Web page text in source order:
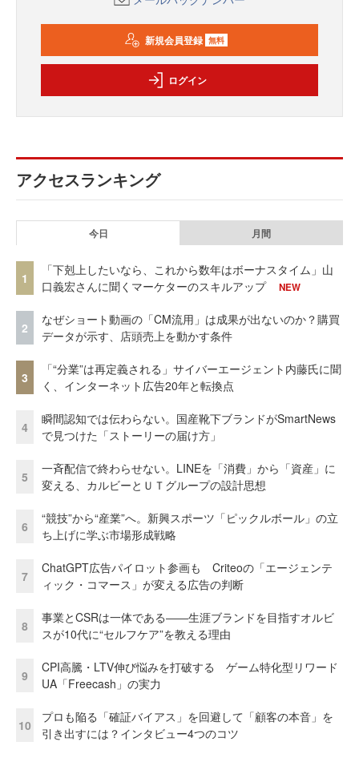
新規会員登録 無料
ログイン
アクセスランキング
今日 月間
1
「下剋上したいなら、これから数年はボーナスタイム」山
口義宏さんに聞くマーケターのスキルアップ
NEW
2
なぜショート動画の「CM流用」は成果が出ないのか？購買
データが示す、店頭売上を動かす条件
3
「“分業”は再定義される」サイバーエージェント内藤氏に聞
く、インターネット広告20年と転換点
4
瞬間認知では伝わらない。国産靴下ブランドがSmartNews
で見つけた「ストーリーの届け方」
5
一斉配信で終わらせない。LINEを「消費」から「資産」に
変える、カルビーとＵＴグループの設計思想
6
“競技”から“産業”へ。新興スポーツ「ピックルボール」の立
ち上げに学ぶ市場形成戦略
7
ChatGPT広告パイロット参画も Criteoの「エージェンテ
ィック・コマース」が変える広告の判断
8
事業とCSRは一体である――生涯ブランドを目指すオルビ
スが10代に“セルフケア”を教える理由
9
CPI高騰・LTV伸び悩みを打破する ゲーム特化型リワード
UA「Freecash」の実力
10
プロも陥る「確証バイアス」を回避して「顧客の本音」を
引き出すには？インタビュー4つのコツ